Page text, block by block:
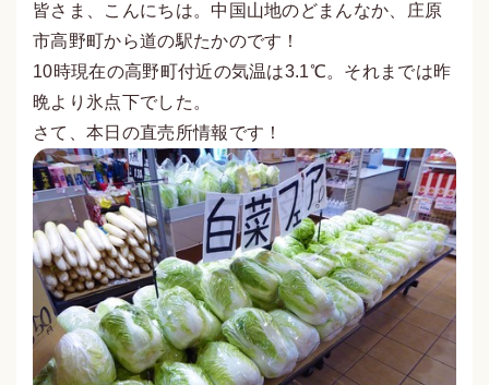
皆さま、こんにちは。中国山地のどまんなか、庄原
市高野町から道の駅たかのです！
10時現在の高野町付近の気温は3.1℃。それまでは昨
晩より氷点下でした。
さて、本日の直売所情報です！